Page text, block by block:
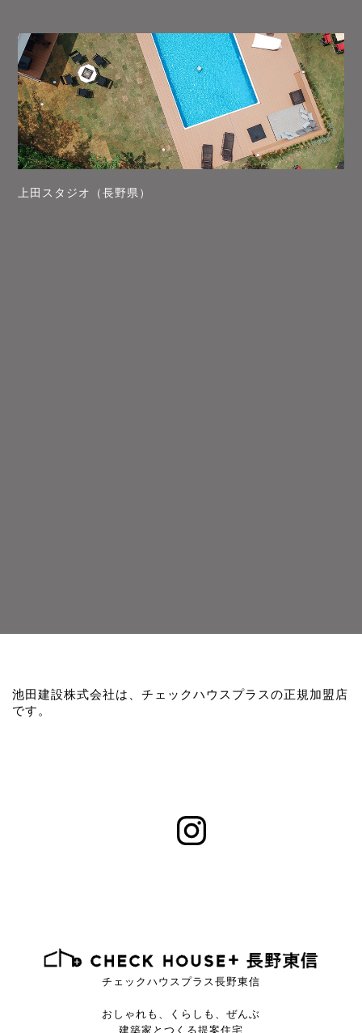
上田スタジオ（長野県）
池田建設株式会社は、チェックハウスプラスの正規加盟店
です。
チェックハウスプラス長野東信
おしゃれも、くらしも、ぜんぶ
建築家とつくる提案住宅